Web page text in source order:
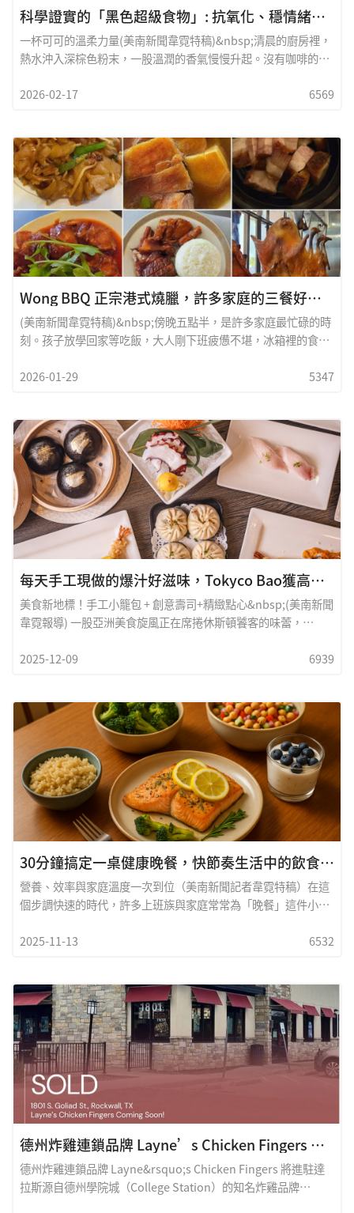
科學證實的「黑色超級食物」: 抗氧化、穩情緒、護心血管
一杯可可的溫柔力量(美南新聞韋霓特稿)&nbsp;清晨的廚房裡，
熱水沖入深棕色粉末，一股溫潤的香氣慢慢升起。沒有咖啡的刺
多人把它當作甜點或零食，但近年營養醫學與心血管研究發現，
像得更全面。如果說咖啡是提神的武器，那麼可可，更像是一種
療癒身心的擁抱。
2026-02-17 6569
Wong BBQ 正宗港式燒臘，許多家庭的三餐好幫手
(美南新聞韋霓特稿)&nbsp;傍晚五點半，是許多家庭最忙碌的時
刻。孩子放學回家等吃飯，大人剛下班疲憊不堪，冰箱裡的食材
來說，「晚餐要煮什麼？」往往成了一天之中最有壓力的一道難
區裡，有一家店悄悄成了不少家庭的三餐「救星」，那就是
&nbsp;Wong BBQ燒臘店。不少熟客都說：「今天不想煮那麼
累，但還是想讓家人吃好一點，就會想到&nbsp;Wong
BBQ。」這間主打正宗港式燒臘的
2026-01-29 5347
每天手工現做的爆汁好滋味，Tokyco Bao獲高分佳評
美食新地標！手工小籠包 + 創意壽司+精緻點心&nbsp;(美南新聞
韋霓報導) 一股亞洲美食旋風正在席捲休斯頓饕客的味蕾，
廳，以其獨特的亞洲融合料理（Asian Fusion）和招牌手工小籠
城飄香：兩家分店各有千秋走進&nbsp;Tokyco Bao，您會立刻
感受到那份獨特的氛圍，乾淨明亮的用餐空間、友善專業的服務
團隊，以及開放式廚房飄來的陣陣香氣，都讓這裡成為家庭聚
餐、朋友聚會或商務午餐的理想選擇。
2025-12-09 6939
30分鐘搞定一桌健康晚餐，快節奏生活中的飲食智慧
營養、效率與家庭溫度一次到位（美南新聞記者韋霓特稿）在這
個步調快速的時代，許多上班族與家庭常常為「晚餐」這件小事
食或外食解決。然而，長期草率應付三餐，容易導致營養不均
究指出：在家規劃與烹調的餐食，能顯著降低慢性疾病發生率，
並提升飲食品質。那麼，在有限的時間內，是否能端出兼具營
養、美味與家庭溫度的餐桌？答案是肯定的。本文將提供一套
「30分鐘健康晚餐計畫」，讓你在繁忙生活中，也能為自己與家
人準備一桌色香味俱全的餐點。
2025-11-13 6532
德州炸雞連鎖品牌 Layne’s Chicken Fingers 將進駐達拉斯
德州炸雞連鎖品牌 Layne&rsquo;s Chicken Fingers 將進駐達
拉斯源自德州學院城（College Station）的知名炸雞品牌